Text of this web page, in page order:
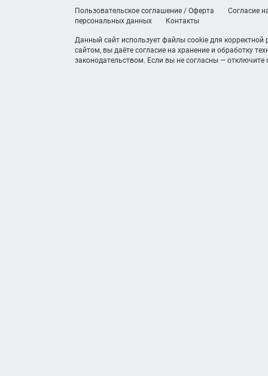
Пользовательское соглашение / Оферта
Согласие
персональных данных
Контакты
Данный сайт использует файлы cookie для
сайтом, вы даёте согласие на хранение и обработку
законодательством. Если вы не согласны — отключите